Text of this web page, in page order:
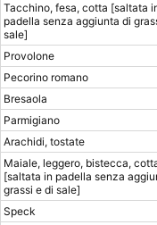
Tacchino, fesa, cotta [saltata
padella senza aggiunta di
sale]
Provolone
Pecorino romano
Bresaola
Parmigiano
Arachidi, tostate
Maiale, leggero, bistecca,
[saltata in padella senza
grassi e di sale]
Speck